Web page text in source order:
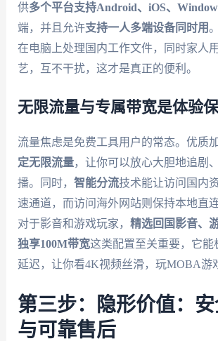
供多个平台支持Android、iOS、
端，并且允许支持一人多端设备同时用
在电脑上处理国内工作文件，同时家人
艺，互不干扰，这才是真正的便利。
无限流量与专属带宽是体验
流量焦虑是免费工具用户的常态。优质
定无限流量，让你可以放心大胆地追剧
播。同时， 智能分流技术能让访问国内
速通道，而访问海外网站则保持本地直
对于影音和游戏玩家， 精选回国影音、
独享100M带宽这类配置至关重要，它能
延迟，让你看4K视频丝滑，玩MOBA游
第三步：隐形价值：
与可靠售后